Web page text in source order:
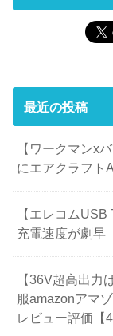
最近の投稿
【ワークマンx
にエアクラフト
【エレコム
充電速度が劇早
【36V超高出力
服amazonアマ
レビュー評価【